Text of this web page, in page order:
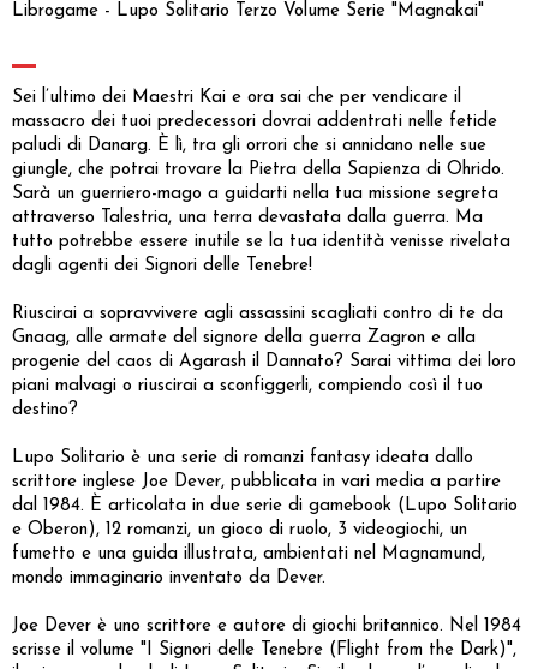
Librogame - Lupo Solitario Terzo Volume Serie "Magnakai"
Sei l’ultimo dei Maestri Kai e ora sai che per vendicare il
massacro dei tuoi predecessori dovrai addentrati nelle fetide
paludi di Danarg. È lì, tra gli orrori che si annidano nelle sue
giungle, che potrai trovare la Pietra della Sapienza di Ohrido.
Sarà un guerriero-mago a guidarti nella tua missione segreta
attraverso Talestria, una terra devastata dalla guerra. Ma
tutto potrebbe essere inutile se la tua identità venisse rivelata
dagli agenti dei Signori delle Tenebre!
Riuscirai a sopravvivere agli assassini scagliati contro di te da
Gnaag, alle armate del signore della guerra Zagron e alla
progenie del caos di Agarash il Dannato? Sarai vittima dei loro
piani malvagi o riuscirai a sconfiggerli, compiendo così il tuo
destino?
Lupo Solitario è una serie di romanzi fantasy ideata dallo
scrittore inglese Joe Dever, pubblicata in vari media a partire
dal 1984. È articolata in due serie di gamebook (Lupo Solitario
e Oberon), 12 romanzi, un gioco di ruolo, 3 videogiochi, un
fumetto e una guida illustrata, ambientati nel Magnamund,
mondo immaginario inventato da Dever.
Joe Dever è uno scrittore e autore di giochi britannico. Nel 1984
scrisse il volume "I Signori delle Tenebre (Flight from the Dark)",